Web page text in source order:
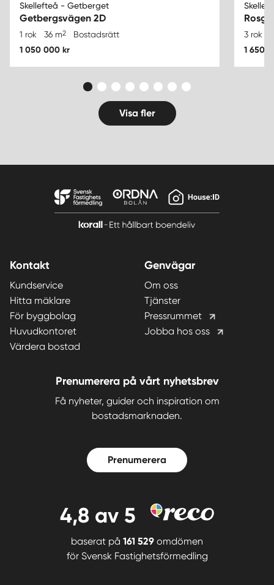
Skellefteå - Getberget
Getbergsvägen 2D
1 rok 36 m2 Bostadsrätt
1 050 000 kr
3 rok
1 650
Visa fler
Kontakt
Kundservice
Hitta mäklare
För byggbolag
Huvudkontoret
Värdera bostad
Genvägar
Om oss
Tjänster
Pressrummet
Jobba hos oss
Prenumerera på vårt nyhetsbrev
Få nyheter, guider och inspiration om
bostadsmarknaden.
Prenumerera
4,8 av 5
baserat på 161 529 omdömen
för Svensk Fastighetsförmedling